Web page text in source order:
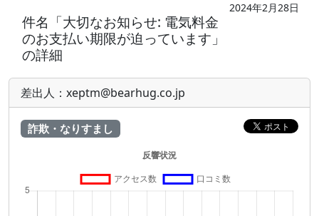
件名「大切なお知らせ: 電気料金
のお支払い期限が迫っています」
の詳細
2024年2月28日
差出人：xeptm@bearhug.co.jp
詐欺・なりすまし